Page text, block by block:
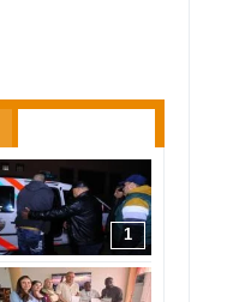
1